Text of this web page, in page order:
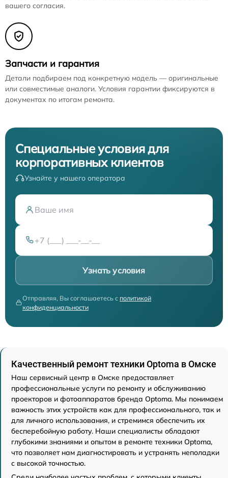
вашего согласия.
Запчасти и гарантия
Детали подбираем под конкретную модель — оригинальные
или совместимые аналоги. Условия гарантии фиксируются в
документах по итогам ремонта.
Специальные условия для
корпоративных клиентов
Узнайте у нашего оператора
Узнать условия
Отправляя, Вы соглашаетесь с политикой
конфиденциальности
Качественный ремонт техники Optoma в Омске
Наш сервисный центр в Омске предоставляет
профессиональные услуги по ремонту и обслуживанию
проекторов и фотоаппаратов бренда Optoma. Мы понимаем
важность этих устройств как для профессионального, так и
для личного использования, и стремимся обеспечить их
бесперебойную работу. Наши специалисты обладают
глубокими знаниями и опытом в ремонте техники Optoma,
что позволяет нам диагностировать и устранять неполадки
с высокой точностью.